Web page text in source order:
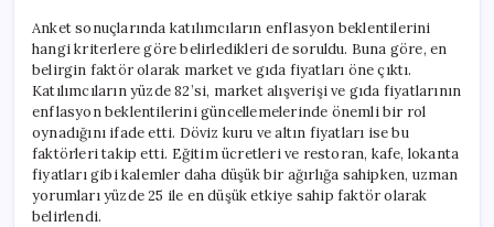
Anket sonuçlarında katılımcıların enflasyon beklentilerini
hangi kriterlere göre belirledikleri de soruldu. Buna göre, en
belirgin faktör olarak market ve gıda fiyatları öne çıktı.
Katılımcıların yüzde 82’si, market alışverişi ve gıda fiyatlarının
enflasyon beklentilerini güncellemelerinde önemli bir rol
oynadığını ifade etti. Döviz kuru ve altın fiyatları ise bu
faktörleri takip etti. Eğitim ücretleri ve restoran, kafe, lokanta
fiyatları gibi kalemler daha düşük bir ağırlığa sahipken, uzman
yorumları yüzde 25 ile en düşük etkiye sahip faktör olarak
belirlendi.